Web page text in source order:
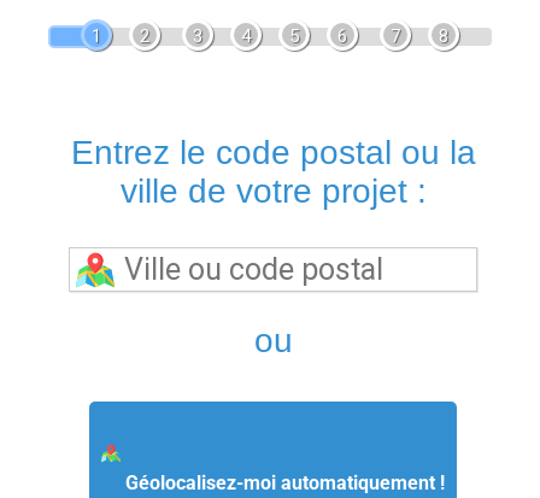
1 2 3 4 5 6 7 8
Entrez le code postal ou la
ville de votre projet :
ou
Géolocalisez-moi automatiquement !